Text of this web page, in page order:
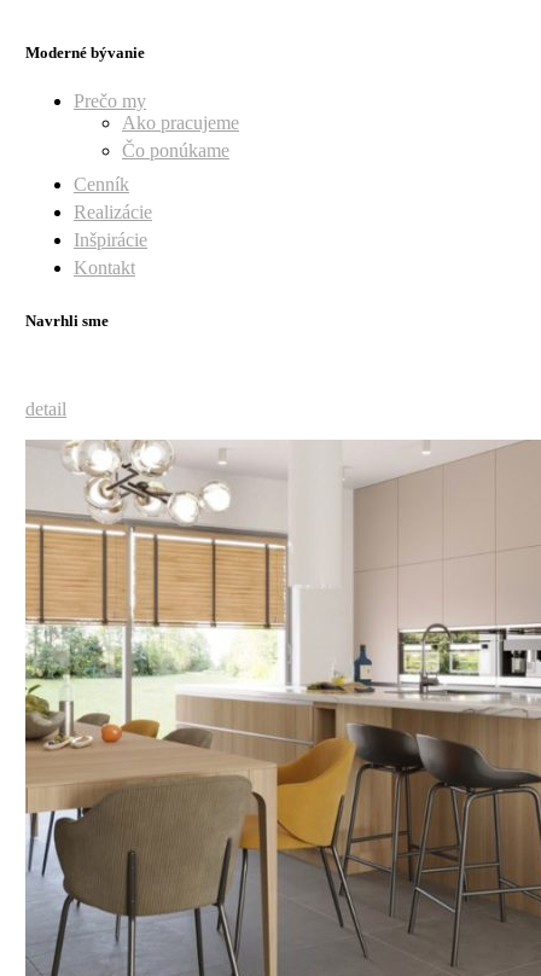
Moderné bývanie
Prečo my
Ako pracujeme
Čo ponúkame
Cenník
Realizácie
Inšpirácie
Kontakt
Navrhli sme
detail